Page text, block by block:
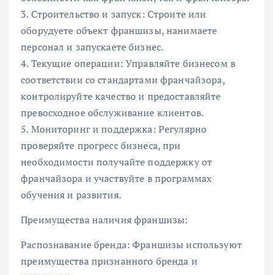
3. Строительство и запуск: Строите или
оборудуете объект франшизы, нанимаете
персонал и запускаете бизнес.
4. Текущие операции: Управляйте бизнесом в
соответствии со стандартами франчайзора,
контролируйте качество и предоставляйте
превосходное обслуживание клиентов.
5. Мониторинг и поддержка: Регулярно
проверяйте прогресс бизнеса, при
необходимости получайте поддержку от
франчайзора и участвуйте в программах
обучения и развития.
Преимущества наличия франшизы:
Распознавание бренда: Франшизы используют
преимущества признанного бренда и